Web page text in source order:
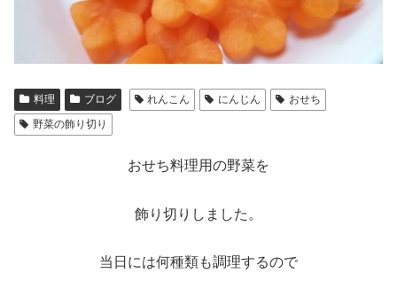
料理 ブログ れんこん にんじん
おせち
野菜の飾り切り
おせち料理用の野菜を
飾り切りしました。
当日には何種類も調理するので